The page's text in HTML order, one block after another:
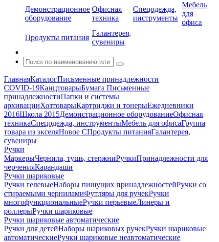
Демонстрационное
оборудование
Офисная
техника
Спецодежда,
инструменты
Мебель
для
офиса
Продукты питания
Галантерея,
сувениры
ГлавнаяКаталогПисьменные принадлежности
COVID-19КанцтоварыБумага Письменные
принадлежностиПапки и системы
архивацииХозтоварыКартриджи и тонерыЕжедневники
2016Школа 2015Демонстрационное оборудованиеОфисная
техникаСпецодежда, инструментыМебель для офисаГруппа
товара из экселяНовое СПродукты питанияГалантерея,
сувениры
Ручки
МаркерыЧернила, тушь, стержниРучкиПринадлежности для
черченияКарандаши
Ручки шариковые
Ручки гелевыеНаборы пишущих принадлежностейРучки со
стираемыми черниламиФутляры для ручекРучки
многофункциональныеРучки перьевыеЛинеры и
роллерыРучки шариковые
Ручки шариковые автоматические
Ручки для детейНаборы шариковых ручекРучки шариковые
автоматическиеРучки шариковые неавтоматические